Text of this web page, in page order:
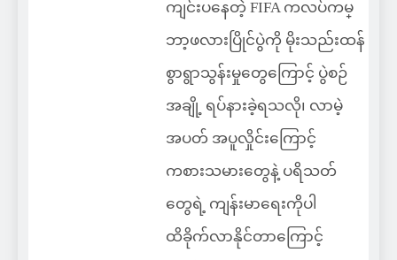
ကျင်းပနေတဲ့ FIFA ကလပ်ကမ္
ဘာ့ဖလားပြိုင်ပွဲကို မိုးသည်းထန်
စွာရွာသွန်းမှုတွေကြောင့် ပွဲစဉ်
အချို့ ရပ်နားခဲ့ရသလို၊ လာမဲ့
အပတ် အပူလှိုင်းကြောင့်
ကစားသမားတွေနဲ့ ပရိသတ်
တွေရဲ့ ကျန်းမာရေးကိုပါ
ထိခိုက်လာနိုင်တာကြောင့်